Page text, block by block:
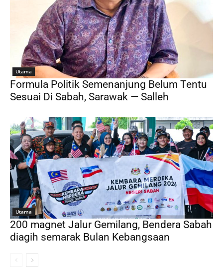
Utama
Formula Politik Semenanjung Belum Tentu
Sesuai Di Sabah, Sarawak — Salleh
Utama
200 magnet Jalur Gemilang, Bendera Sabah
diagih semarak Bulan Kebangsaan